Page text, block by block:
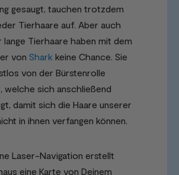
gesaugt, tauchen trotzdem
Tierhaare auf. Aber auch
Tierhaare haben mit dem
von Shark keine Chance. Sie
von der Bürstenrolle
welche sich anschließend
damit sich die Haare unserer
in ihnen verfangen können.
Laser-Navigation erstellt
eine Karte von Deinem